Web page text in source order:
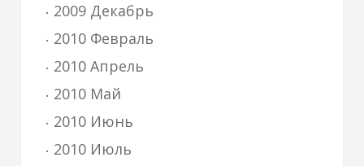
2009 Декабрь
2010 Февраль
2010 Апрель
2010 Май
2010 Июнь
2010 Июль